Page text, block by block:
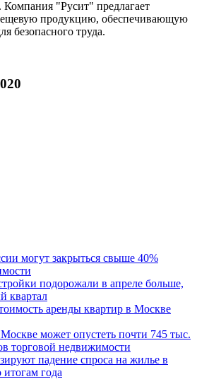
"Русит" предлагает
продукцию, обеспечивающую
безопасного труда.
могут закрыться свыше 40%
подорожали в апреле больше,
квартал
аренды квартир в Москве
может опустеть почти 745 тыс.
торговой недвижимости
падение спроса на жилье в
года